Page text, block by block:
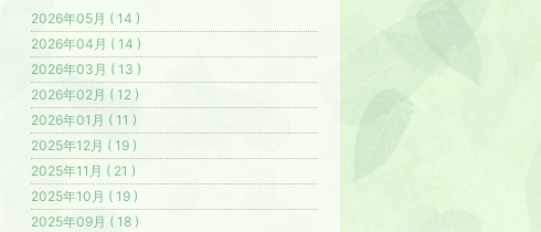
2026年05月 ( 14 )
2026年04月 ( 14 )
2026年03月 ( 13 )
2026年02月 ( 12 )
2026年01月 ( 11 )
2025年12月 ( 19 )
2025年11月 ( 21 )
2025年10月 ( 19 )
2025年09月 ( 18 )